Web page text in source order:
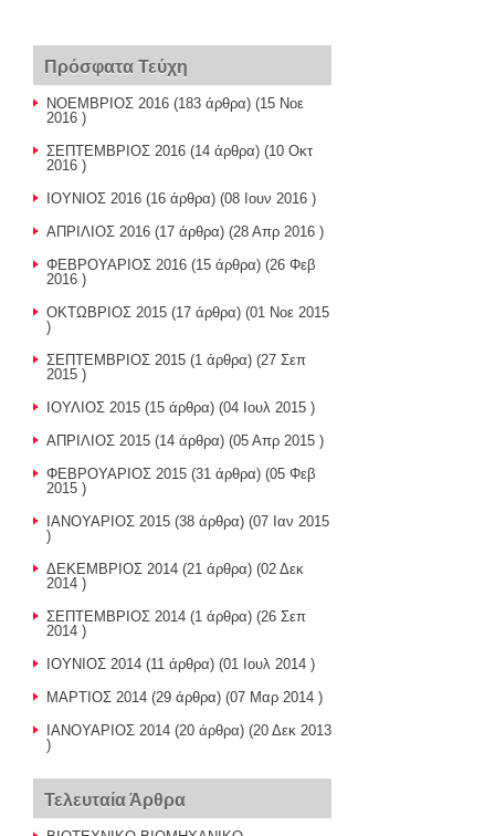
Πρόσφατα Τεύχη
ΝΟΕΜΒΡΙΟΣ 2016 (183 άρθρα) (15 Νοε
2016 )
ΣΕΠΤΕΜΒΡΙΟΣ 2016 (14 άρθρα) (10 Οκτ
2016 )
ΙΟΥΝΙΟΣ 2016 (16 άρθρα) (08 Ιουν 2016 )
ΑΠΡΙΛΙΟΣ 2016 (17 άρθρα) (28 Απρ 2016 )
ΦΕΒΡΟΥΑΡΙΟΣ 2016 (15 άρθρα) (26 Φεβ
2016 )
ΟΚΤΩΒΡΙΟΣ 2015 (17 άρθρα) (01 Νοε 2015
)
ΣΕΠΤΕΜΒΡΙΟΣ 2015 (1 άρθρα) (27 Σεπ
2015 )
ΙΟΥΛΙΟΣ 2015 (15 άρθρα) (04 Ιουλ 2015 )
ΑΠΡΙΛΙΟΣ 2015 (14 άρθρα) (05 Απρ 2015 )
ΦΕΒΡΟΥΑΡΙΟΣ 2015 (31 άρθρα) (05 Φεβ
2015 )
ΙΑΝΟΥΑΡΙΟΣ 2015 (38 άρθρα) (07 Ιαν 2015
)
ΔΕΚΕΜΒΡΙΟΣ 2014 (21 άρθρα) (02 Δεκ
2014 )
ΣΕΠΤΕΜΒΡΙΟΣ 2014 (1 άρθρα) (26 Σεπ
2014 )
ΙΟΥΝΙΟΣ 2014 (11 άρθρα) (01 Ιουλ 2014 )
ΜΑΡΤΙΟΣ 2014 (29 άρθρα) (07 Μαρ 2014 )
ΙΑΝΟΥΑΡΙΟΣ 2014 (20 άρθρα) (20 Δεκ 2013
)
Τελευταία Άρθρα